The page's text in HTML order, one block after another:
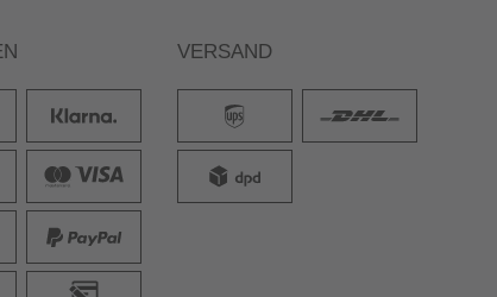
VERSAND